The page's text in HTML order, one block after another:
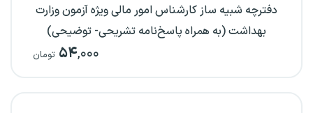
دفترچه شبیه ساز کارشناس امور مالی ویژه آزمون وزارت
بهداشت (به همراه پاسخ‌نامه تشریحی- توضیحی)
۵۴,۰۰۰ تومان